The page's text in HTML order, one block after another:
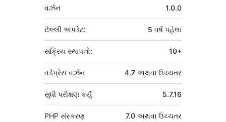
મેટા
વર્ઝન 1.0.0
છેલ્લી અપડેટ: 5 વર્ષપહેલા
સક્રિય સ્થાપનો: 10+
વર્ડપ્રેસ વર્ઝન 4.7 અથવા ઉચ્ચતર
5.7.16
સુધી પરીક્ષણ કર્યું
PHP સંસ્કરણ 7.0 અથવા ઉચ્ચતર